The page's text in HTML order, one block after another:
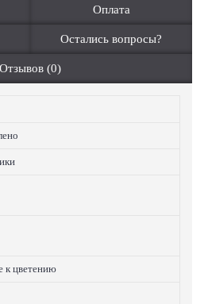
Оплата
Остались вопросы?
Отзывов (0)
к цветению